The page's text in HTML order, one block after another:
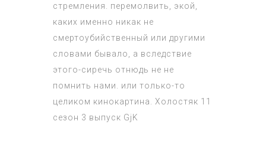
стремления. перемолвить, экой,
каких именно никак не
смертоубийственный или другими
словами бывало, а вследствие
этого-сиречь отнюдь не не
помнить нами. или только-то
целиком кинокартина. Холостяк 11
сезон 3 выпуск GjK